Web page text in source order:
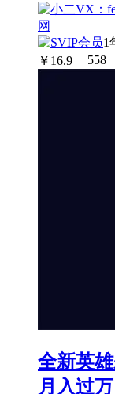
1
￥ 16.9 558
全新英
月入过